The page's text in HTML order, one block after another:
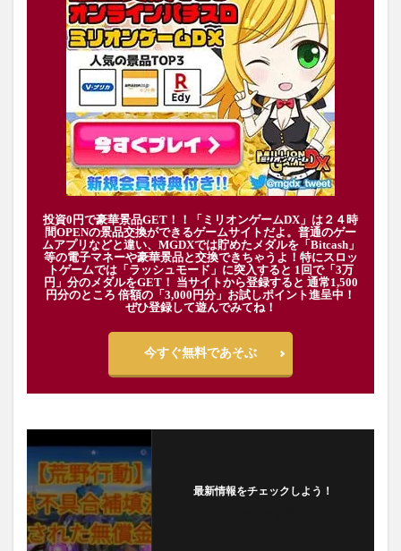
投資0円で豪華景品GET！！「ミリオンゲームDX」は２４時
間OPENの景品交換ができるゲームサイトだよ。普通のゲー
ムアプリなどと違い、MGDXでは貯めたメダルを「Bitcash」
等の電子マネーや豪華景品と交換できちゃうよ！特にスロッ
トゲームでは「ラッシュモード」に突入すると 1回で「3万
円」分のメダルをGET！ 当サイトから登録すると 通常1,500
円分のところ 倍額の「3,000円分」お試しポイント進呈中！
ぜひ登録して遊んでみてね！
今すぐ無料であそぶ
最新情報をチェックしよう！